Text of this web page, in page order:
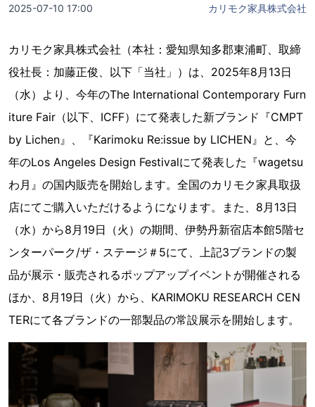
2025-07-10 17:00 カリモク家具株式会社
カリモク家具株式会社（本社：愛知県知多郡東浦町、取締
役社長：加藤正俊、以下「当社」）は、2025年8月13日
（水）より、今年のThe International Contemporary Furn
iture Fair（以下、ICFF）にて発表した新ブランド『CMPT
by Lichen』、『Karimoku Re:issue by LICHEN』と、今
年のLos Angeles Design Festivalにて発表した『wagetsu
わ月』の国内販売を開始します。全国のカリモク家具取扱
店にてご購入いただけるようになります。また、8月13日
（水）から8月19日（火）の期間、伊勢丹新宿店本館5階セ
ンターパーク/ザ・ステージ＃5にて、上記3ブランドの製
品が展示・販売されるポップアップイベントが開催される
ほか、8月19日（火）から、KARIMOKU RESEARCH CEN
TERにて各ブランドの一部製品の常設展示を開始します。